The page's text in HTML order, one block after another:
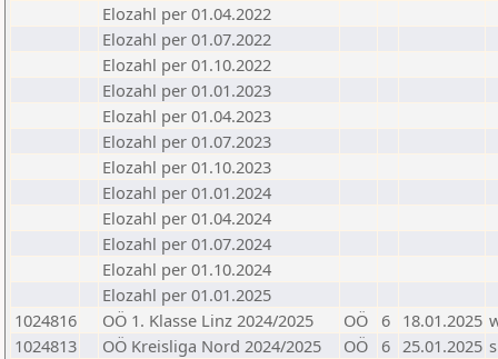
Elozahl per 01.04.2022
Elozahl per 01.07.2022
Elozahl per 01.10.2022
Elozahl per 01.01.2023
Elozahl per 01.04.2023
Elozahl per 01.07.2023
Elozahl per 01.10.2023
Elozahl per 01.01.2024
Elozahl per 01.04.2024
Elozahl per 01.07.2024
Elozahl per 01.10.2024
Elozahl per 01.01.2025
1024816
OÖ 1. Klasse Linz 2024/2025 OÖ 6 18.01.2025
1024813
OÖ Kreisliga Nord 2024/2025 OÖ 6 25.01.2025 s